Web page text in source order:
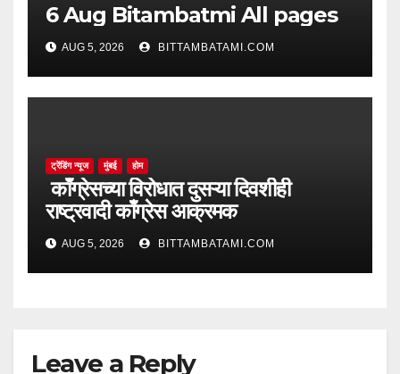
6 Aug Bitambatmi All pages
AUG 5, 2026 BITTAMBATAMI.COM
ट्रेंडिंग न्यूज मुंबई होम
काँग्रेसच्या विरोधात दुसऱ्या दिवशीही
राष्ट्रवादी काँग्रेस आक्रमक
AUG 5, 2026 BITTAMBATAMI.COM
Leave a Reply